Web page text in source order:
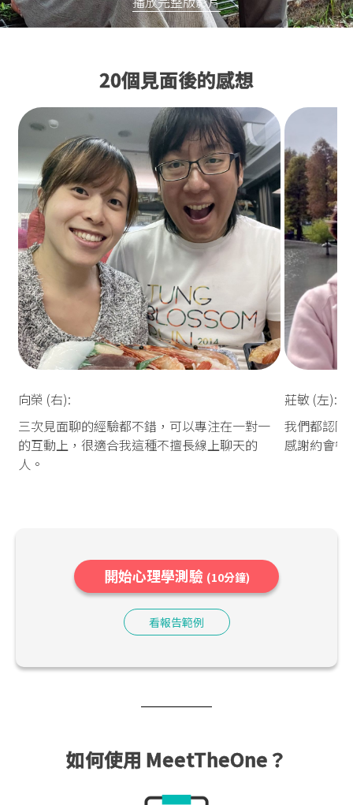
20個見面後的感想
向榮 (右):
三次見面聊的經驗都不錯，可以專注在一對一
的互動上，很適合我這種不擅長線上聊天的
人。
莊敏 (左):
我們都認同
感謝約會餐
開始心理學測驗 (10分鐘)
看報告範例
如何使用 MeetTheOne？